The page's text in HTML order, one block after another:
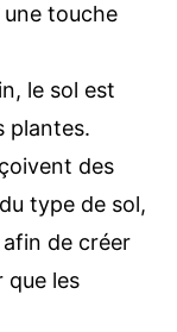
une touche
le sol est
plantes.
des
type de sol,
de créer
que les